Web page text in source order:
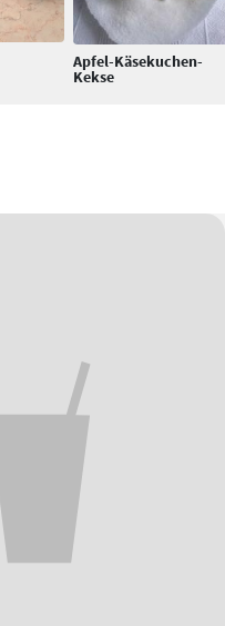
Apfel-Käsekuchen-
Kekse